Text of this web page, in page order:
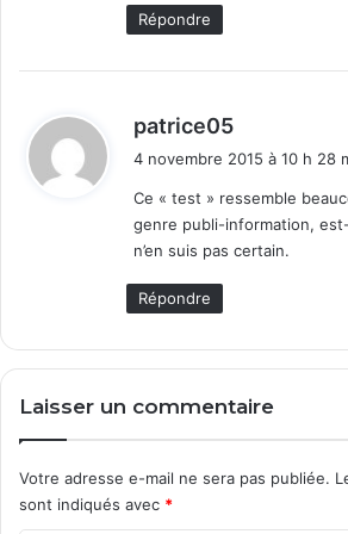
Répondre
patrice05
:
4 novembre 2015 à 10 h 28
Ce « test » ressemble
genre publi-information,
n’en suis pas certain.
Répondre
Laisser un commentaire
Votre adresse e-mail ne sera pas publiée.
sont indiqués avec *